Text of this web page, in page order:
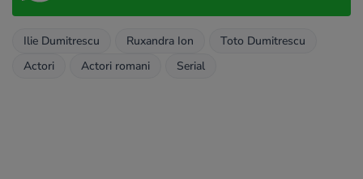
Ilie Dumitrescu Ruxandra Ion
Toto Dumitrescu
Actori
Actori romani Serial